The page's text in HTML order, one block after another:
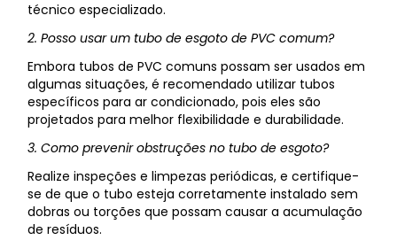
técnico especializado.
2. Posso usar um tubo de esgoto de PVC comum?
Embora tubos de PVC comuns possam ser usados em
algumas situações, é recomendado utilizar tubos
específicos para ar condicionado, pois eles são
projetados para melhor flexibilidade e durabilidade.
3. Como prevenir obstruções no tubo de esgoto?
Realize inspeções e limpezas periódicas, e certifique-
se de que o tubo esteja corretamente instalado sem
dobras ou torções que possam causar a acumulação
de resíduos.